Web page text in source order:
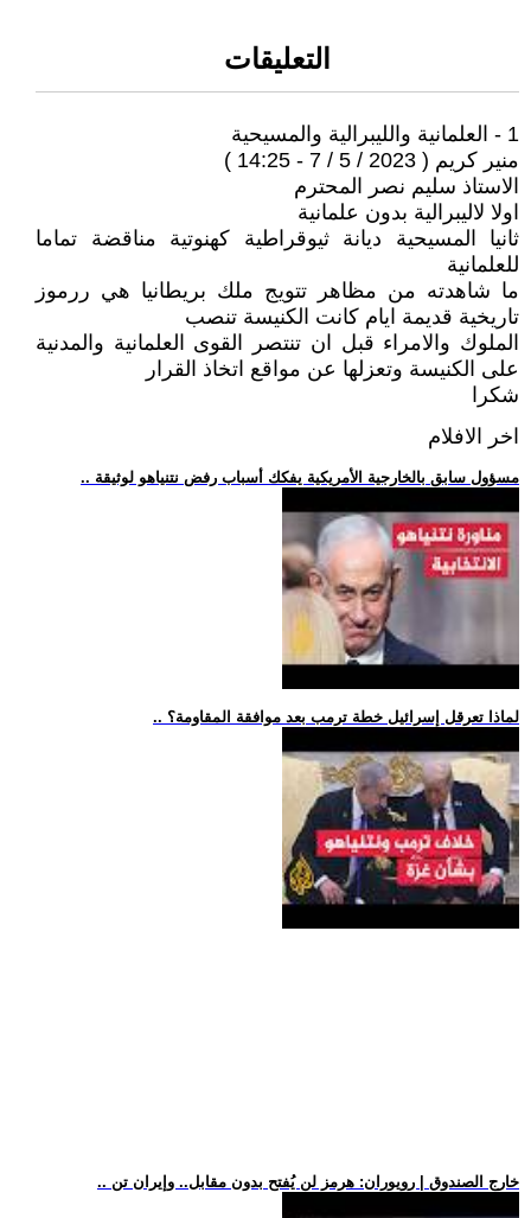
التعليقات
1 - العلمانية والليبرالية والمسيحية
منير كريم ( 2023 / 5 / 7 - 14:25 )
الاستاذ سليم نصر المحترم
اولا لاليبرالية بدون علمانية
ثانيا المسيحية ديانة ثيوقراطية كهنوتية مناقضة تماما
للعلمانية
ما شاهدته من مظاهر تتويج ملك بريطانيا هي ررموز
تاريخية قديمة ايام كانت الكنيسة تنصب
الملوك والامراء قبل ان تنتصر القوى العلمانية والمدنية
على الكنيسة وتعزلها عن مواقع اتخاذ القرار
شكرا
اخر الافلام
.. مسؤول سابق بالخارجية الأمريكية يفكك أسباب رفض نتنياهو لوثيقة
.. لماذا تعرقل إسرائيل خطة ترمب بعد موافقة المقاومة؟
.. خارج الصندوق | رويوران: هرمز لن يُفتح بدون مقابل.. وإيران تن